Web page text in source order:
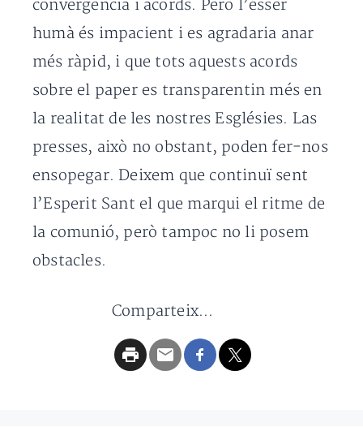
convergència i acords. Però l’ésser
humà és impacient i es agradaria anar
més ràpid, i que tots aquests acords
sobre el paper es transparentin més en
la realitat de les nostres Esglésies. Las
presses, això no obstant, poden fer-nos
ensopegar. Deixem que continuï sent
l’Esperit Sant el que marqui el ritme de
la comunió, però tampoc no li posem
obstacles.
Comparteix...